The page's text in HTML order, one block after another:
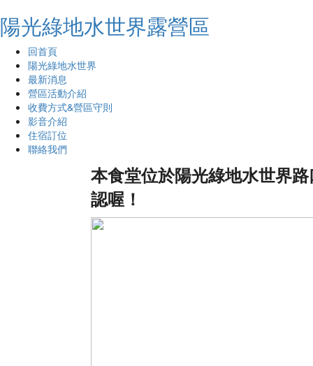
陽光綠地水世界露營區
回首頁
陽光綠地水世界
最新消息
營區活動介紹
收費方式&營區守則
影音介紹
住宿訂位
聯絡我們
本食堂位於陽光綠地水世界
認喔！